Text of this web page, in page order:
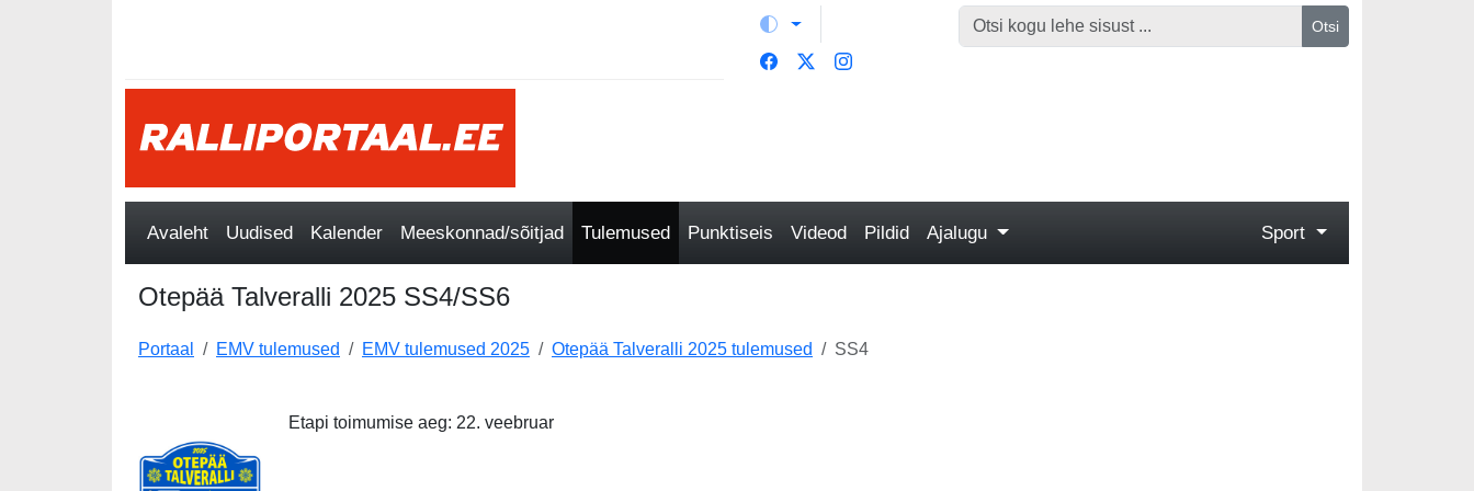
Otsi
Avaleht Uudised Kalender Meeskonnad/sõitjad Tulemused Punktiseis Videod Pildid Ajalugu Sport
Otepää Talveralli 2025 SS4/SS6
Portaal EMV tulemused EMV tulemused 2025 Otepää Talveralli 2025 tulemused SS4
Etapi toimumise aeg: 22. veebruar